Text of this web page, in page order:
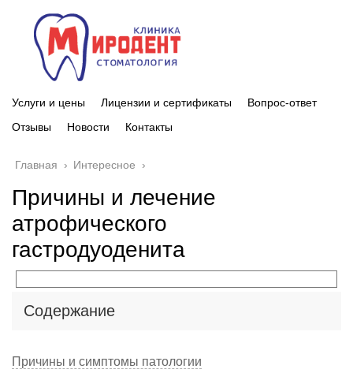
Услуги и цены Лицензии и сертификаты
Вопрос-ответ
Отзывы
Новости Контакты
Главная › Интересное ›
Причины и лечение
атрофического
гастродуоденита
Содержание
Причины и симптомы патологии